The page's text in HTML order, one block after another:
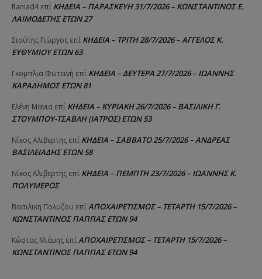
Raniad4 επί ΚΗΔΕΙΑ – ΠΑΡΑΣΚΕΥΗ 31/7/2026 – ΚΩΝΣΤΑΝΤΙΝΟΣ Ε.
ΛΑΙΜΟΔΕΤΗΣ ΕΤΩΝ 27
Σιούτης Γιώργος επί ΚΗΔΕΙΑ – ΤΡΙΤΗ 28/7/2026 – ΑΓΓΕΛΟΣ Κ.
ΕΥΘΥΜΙΟΥ ΕΤΩΝ 63
Γκομπλια Φωτεινή επί ΚΗΔΕΙΑ – ΔΕΥΤΕΡΑ 27/7/2026 – ΙΩΑΝΝΗΣ
ΚΑΡΑΔΗΜΟΣ ΕΤΩΝ 81
Ελένη Μανια επί ΚΗΔΕΙΑ – ΚΥΡΙΑΚΗ 26/7/2026 – ΒΑΣΙΛΙΚΗ Γ.
ΣΤΟΥΜΠΟΥ-ΤΣΑΒΛΗ (ΙΑΤΡΟΣ) ΕΤΩΝ 53
Νίκος Αλιβερτης επί ΚΗΔΕΙΑ – ΣΑΒΒΑΤΟ 25/7/2026 – ΑΝΔΡΕΑΣ
ΒΑΣΙΛΕΙΑΔΗΣ ΕΤΩΝ 58
Νίκος Αλιβερτης επί ΚΗΔΕΙΑ – ΠΕΜΠΤΗ 23/7/2026 – ΙΩΑΝΝΗΣ Κ.
ΠΟΛΥΜΕΡΟΣ
Βασιλικη Πολυζου επίΑΠΟΧΑΙΡΕΤΙΣΜΟΣ – ΤΕΤΑΡΤΗ 15/7/2026 –
ΚΩΝΣΤΑΝΤΙΝΟΣ ΠΑΠΠΑΣ ΕΤΩΝ 94
Κώστας Μιάμης επίΑΠΟΧΑΙΡΕΤΙΣΜΟΣ – ΤΕΤΑΡΤΗ 15/7/2026 –
ΚΩΝΣΤΑΝΤΙΝΟΣ ΠΑΠΠΑΣ ΕΤΩΝ 94